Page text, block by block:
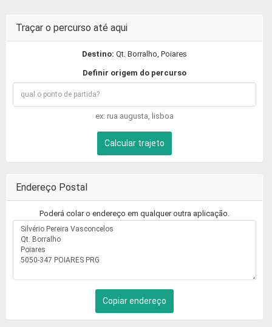
Traçar o percurso até aqui
Destino: Qt. Borralho, Poiares
Definir origem do percurso
ex: rua augusta, lisboa
Calcular trajeto
Endereço Postal
Poderá colar o endereço em qualquer outra aplicação.
Copiar endereço